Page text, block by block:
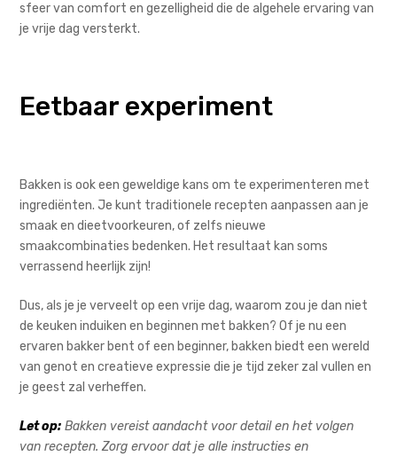
sfeer van comfort en gezelligheid die de algehele ervaring van
je vrije dag versterkt.
Eetbaar experiment
Bakken is ook een geweldige kans om te experimenteren met
ingrediënten. Je kunt traditionele recepten aanpassen aan je
smaak en dieetvoorkeuren, of zelfs nieuwe
smaakcombinaties bedenken. Het resultaat kan soms
verrassend heerlijk zijn!
Dus, als je je verveelt op een vrije dag, waarom zou je dan niet
de keuken induiken en beginnen met bakken? Of je nu een
ervaren bakker bent of een beginner, bakken biedt een wereld
van genot en creatieve expressie die je tijd zeker zal vullen en
je geest zal verheffen.
Let op: Bakken vereist aandacht voor detail en het volgen
van recepten. Zorg ervoor dat je alle instructies en